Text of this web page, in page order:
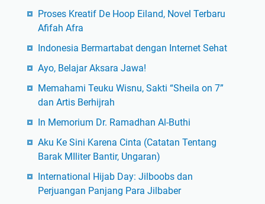
Proses Kreatif De Hoop Eiland, Novel Terbaru
Afifah Afra
Indonesia Bermartabat dengan Internet Sehat
Ayo, Belajar Aksara Jawa!
Memahami Teuku Wisnu, Sakti “Sheila on 7”
dan Artis Berhijrah
In Memorium Dr. Ramadhan Al-Buthi
Aku Ke Sini Karena Cinta (Catatan Tentang
Barak MIliter Bantir, Ungaran)
International Hijab Day: Jilboobs dan
Perjuangan Panjang Para Jilbaber